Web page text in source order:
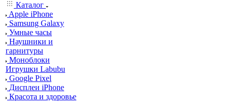
Каталог
Apple iPhone
Samsung Galaxy
Умные часы
Наушники и
гарнитуры
Моноблоки
Игрушки Labubu
Google Pixel
Дисплеи iPhone
Красота и здоровье